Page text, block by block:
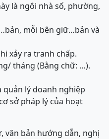
là ngôi nhà số, phường,
mỗi bên giữ…bản và
xảy ra tranh chấp.
tháng (Bằng chữ: …).
quản lý doanh nghiệp
sở pháp lý của hoạt
văn bản hướng dẫn, nghị